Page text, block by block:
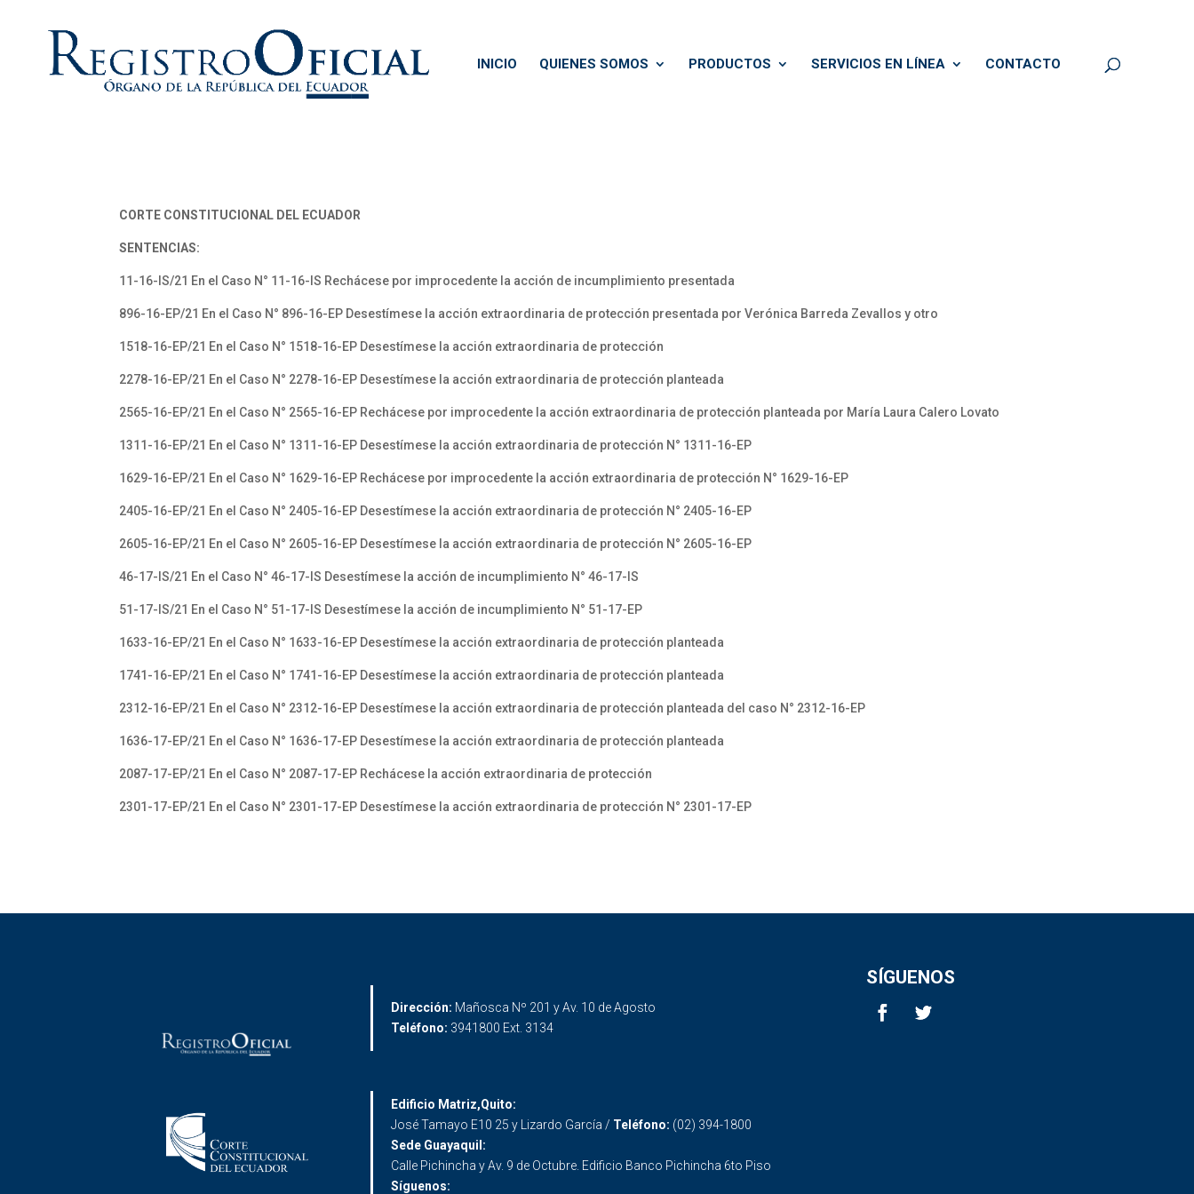
INICIO QUIENES SOMOS PRODUCTOS SERVICIOS EN LÍNEA CONTACTO
CORTE CONSTITUCIONAL DEL ECUADOR
SENTENCIAS:
11-16-IS/21 En el Caso N° 11-16-IS Rechácese por improcedente la acción de incumplimiento presentada
896-16-EP/21 En el Caso N° 896-16-EP Desestímese la acción extraordinaria de protección presentada por Verónica Barreda Zevallos y otro
1518-16-EP/21 En el Caso N° 1518-16-EP Desestímese la acción extraordinaria de protección
2278-16-EP/21 En el Caso N° 2278-16-EP Desestímese la acción extraordinaria de protección planteada
2565-16-EP/21 En el Caso N° 2565-16-EP Rechácese por improcedente la acción extraordinaria de protección planteada por María Laura Calero Lovato
1311-16-EP/21 En el Caso N° 1311-16-EP Desestímese la acción extraordinaria de protección N° 1311-16-EP
1629-16-EP/21 En el Caso N° 1629-16-EP Rechácese por improcedente la acción extraordinaria de protección N° 1629-16-EP
2405-16-EP/21 En el Caso N° 2405-16-EP Desestímese la acción extraordinaria de protección N° 2405-16-EP
2605-16-EP/21 En el Caso N° 2605-16-EP Desestímese la acción extraordinaria de protección N° 2605-16-EP
46-17-IS/21 En el Caso N° 46-17-IS Desestímese la acción de incumplimiento N° 46-17-IS
51-17-IS/21 En el Caso N° 51-17-IS Desestímese la acción de incumplimiento N° 51-17-EP
1633-16-EP/21 En el Caso N° 1633-16-EP Desestímese la acción extraordinaria de protección planteada
1741-16-EP/21 En el Caso N° 1741-16-EP Desestímese la acción extraordinaria de protección planteada
2312-16-EP/21 En el Caso N° 2312-16-EP Desestímese la acción extraordinaria de protección planteada del caso N° 2312-16-EP
1636-17-EP/21 En el Caso N° 1636-17-EP Desestímese la acción extraordinaria de protección planteada
2087-17-EP/21 En el Caso N° 2087-17-EP Rechácese la acción extraordinaria de protección
2301-17-EP/21 En el Caso N° 2301-17-EP Desestímese la acción extraordinaria de protección N° 2301-17-EP
Dirección: Mañosca Nº 201 y Av. 10 de Agosto
Teléfono: 3941800 Ext. 3134
SÍGUENOS
Edificio Matriz,Quito:
José Tamayo E10 25 y Lizardo García / Teléfono: (02) 394-1800
Sede Guayaquil:
Calle Pichincha y Av. 9 de Octubre. Edificio Banco Pichincha 6to Piso
Síguenos: